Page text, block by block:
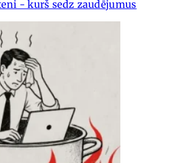
- kurš sedz zaudējumus